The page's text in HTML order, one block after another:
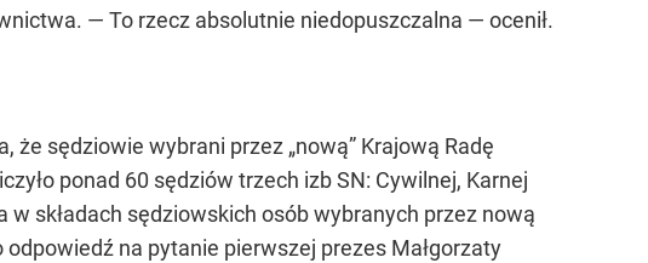
— To rzecz absolutnie niedopuszczalna — ocenił.
że sędziowie wybrani przez „nową” Krajową Radę
ponad 60 sędziów trzech izb SN: Cywilnej, Karnej
w składach sędziowskich osób wybranych przez nową
na pytanie pierwszej prezes Małgorzaty